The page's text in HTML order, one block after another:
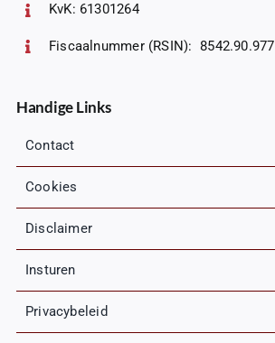
KvK: 61301264
Fiscaalnummer (RSIN): 8542.90.977
Handige Links
Contact
Cookies
Disclaimer
Insturen
Privacybeleid